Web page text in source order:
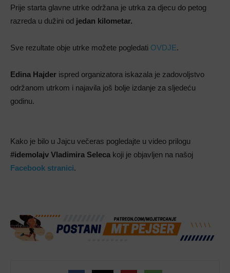
Prije starta glavne utrke održana je utrka za djecu do petog
razreda u dužini od jedan kilometar.
Sve rezultate obje utrke možete pogledati OVDJE.
Edina Hajder ispred organizatora iskazala je zadovoljstvo
održanom utrkom i najavila još bolje izdanje za sljedeću
godinu.
Kako je bilo u Jajcu večeras pogledajte u video prilogu
#idemolajv Vladimira Seleca koji je objavljen na našoj
Facebook stranici.